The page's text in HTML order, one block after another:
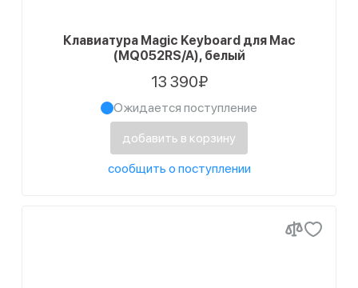
Клавиатура Magic Keyboard для Mac
(MQ052RS/A), белый
13 390₽
Ожидается поступление
добавить в корзину
сообщить о поступлении